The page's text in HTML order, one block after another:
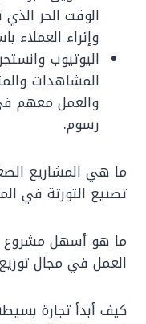
الوقت الحر
وإثراء العملاء
اليوتيوب
المشاهدات
والعمل معهم
رسوم.
ما هي المشاريع
تصنيع التورتة في
ما هو أسهل مشروع
العمل في مجال توزيع
كيف أبدأ تجارة